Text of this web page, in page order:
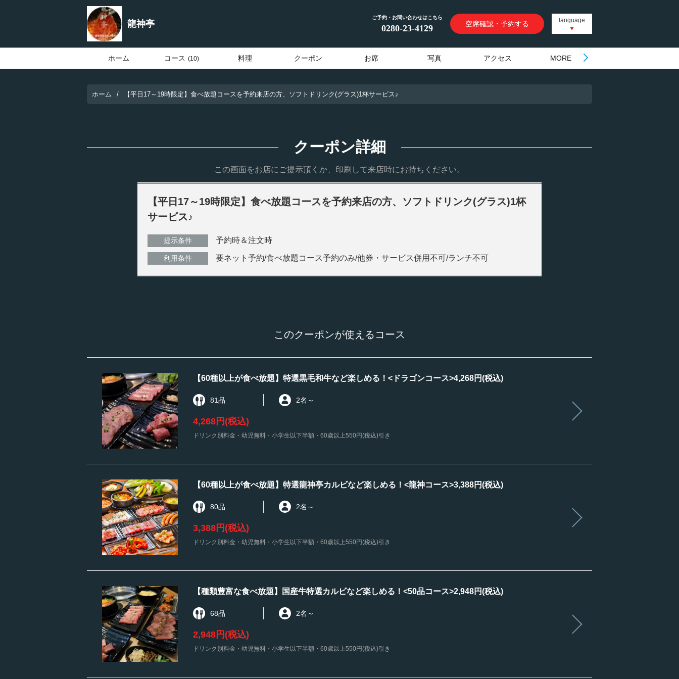
龍神亭
ご予約・お問い合わせはこちら
0280-23-4129 空席確認・予約する language
ホーム コース (10) 料理 クーポン お席 写真 アクセス MORE
ホーム 【平日17～19時限定】食べ放題コースを予約来店の方、ソフトドリンク(グラス)1杯サービス♪
クーポン詳細
この画面をお店にご提示頂くか、印刷して来店時にお持ちください。
【平日17～19時限定】食べ放題コースを予約来店の方、ソフトドリンク(グラス)1杯
サービス♪
提示条件 予約時＆注文時
利用条件 要ネット予約/食べ放題コース予約のみ/他券・サービス併用不可/ランチ不可
このクーポンが使えるコース
【60種以上が食べ放題】特選黒毛和牛など楽しめる！<ドラゴンコース>4,268円(税込)
81品 2名 ～
4,268円 (税込)
ドリンク別料金・幼児無料・小学生以下半額・60歳以上550円(税込)引き
【60種以上が食べ放題】特選龍神亭カルビなど楽しめる！<龍神コース>3,388円(税込)
80品 2名 ～
3,388円 (税込)
ドリンク別料金・幼児無料・小学生以下半額・60歳以上550円(税込)引き
【種類豊富な食べ放題】国産牛特選カルビなど楽しめる！<50品コース>2,948円(税込)
68品 2名 ～
2,948円 (税込)
ドリンク別料金・幼児無料・小学生以下半額・60歳以上550円(税込)引き